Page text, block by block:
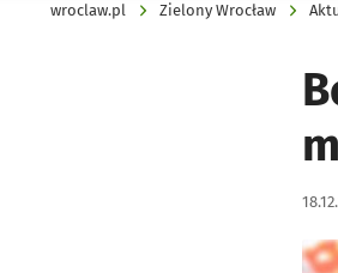
wroclaw.pl Zielony Wrocław
Data